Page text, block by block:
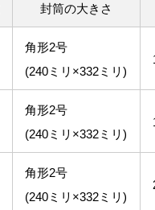
封筒の大きさ
角形2号
(240ミリ×332ミリ)
角形2号
(240ミリ×332ミリ)
角形2号
(240ミリ×332ミリ)